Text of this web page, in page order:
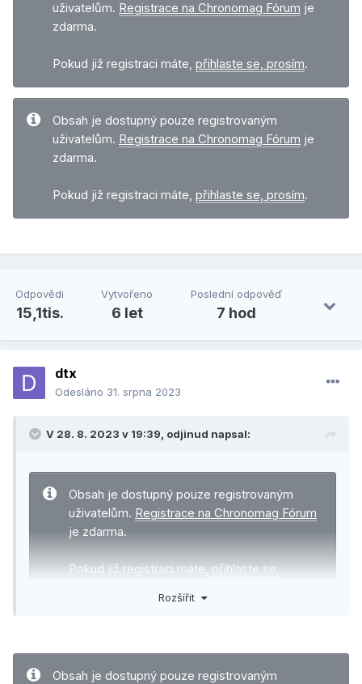
uživatelům. Registrace na Chronomag Fórum je
zdarma.
Pokud již registraci máte, přihlaste se, prosím.
Obsah je dostupný pouze registrovaným
uživatelům. Registrace na Chronomag Fórum je
zdarma.
Pokud již registraci máte, přihlaste se, prosím.
Odpovědi
15,1tis.
Vytvořeno
6 let
Poslední odpověď
7 hod
dtx
Odesláno 31. srpna 2023
V 28. 8. 2023 v 19:39, odjinud napsal:
Obsah je dostupný pouze registrovaným
uživatelům. Registrace na Chronomag Fórum
je zdarma.
Pokud již registraci máte, přihlaste se,
Rozšířit
Obsah je dostupný pouze registrovaným